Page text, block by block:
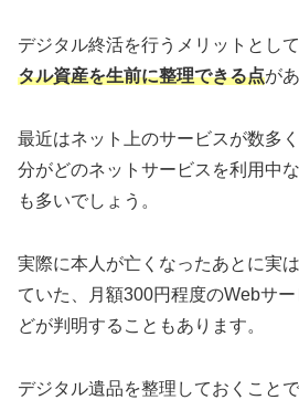
デジタル終活を行うメリットとして
タル資産を生前に整理できる点が
最近はネット上のサービスが数多
分がどのネットサービスを利用中
も多いでしょう。
実際に本人が亡くなったあとに実
ていた、月額300円程度のWebサ
どが判明することもあります。
デジタル遺品を整理しておくこと